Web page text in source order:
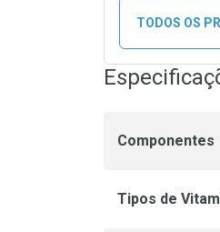
TODOS OS
Componentes
Tipos de